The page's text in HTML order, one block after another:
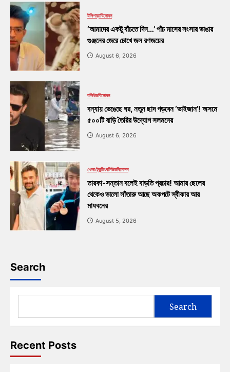
টলিপাড়াবিনোদন
‘আমাদের একটু বাঁচতে দিন…’ পাঁচ মাসের সংসার ভাঙার
গুঞ্জনের জেরে চোখে জল রণজয়ের
August 6, 2026
বলিউডবিনোদন
বন্যায় ভেঙেছে ঘর, নতুন ছাদ গড়বেন ‘ভাইজান’! অসমে
৫০০টি বাড়ি তৈরির উদ্যোগ সলমনের
August 6, 2026
খেলাট্রেন্ডিংবলিউডবিনোদন
তারকা-সন্তান বলেই বাড়তি প্রচার! আমার ছেলের
থেকেও ভালো সাঁতারু আছে অকপটে স্বীকার আর
মাধবনের
August 5, 2026
Search
Search
Recent Posts